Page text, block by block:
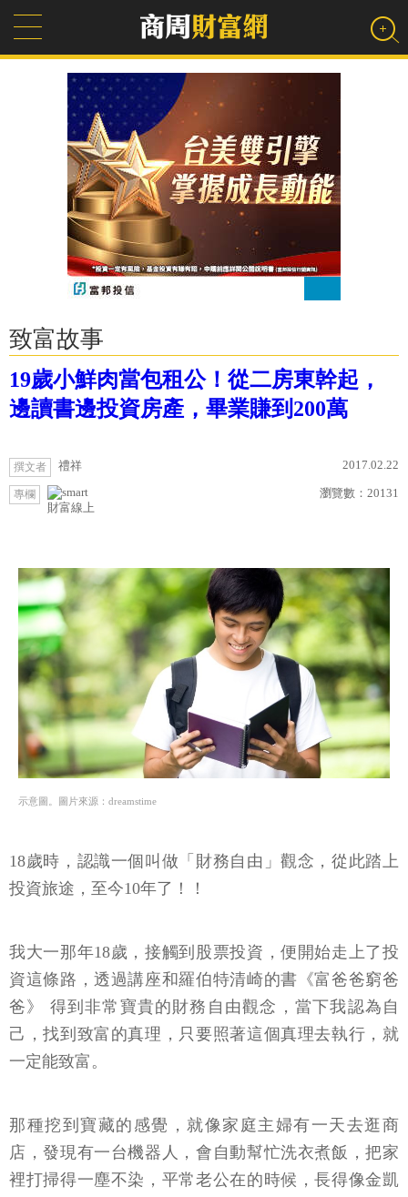
致富故事
19歲小鮮肉當包租公！從二房東幹起，
邊讀書邊投資房產，畢業賺到200萬
撰文者 禮祥 2017.02.22
專欄
財富線上
瀏覽數： 20131
示意圖。圖片來源：dreamstime
18歲時，認識一個叫做「財務自由」觀念，從此踏上
投資旅途，至今10年了！！
我大一那年18歲，接觸到股票投資，便開始走上了投
資這條路，透過講座和羅伯特清崎的書《富爸爸窮爸
爸》 得到非常寶貴的財務自由觀念，當下我認為自
己，找到致富的真理，只要照著這個真理去執行，就
一定能致富。
那種挖到寶藏的感覺，就像家庭主婦有一天去逛商
店，發現有一台機器人，會自動幫忙洗衣煮飯，把家
裡打掃得一塵不染，平常老公在的時候，長得像金凱